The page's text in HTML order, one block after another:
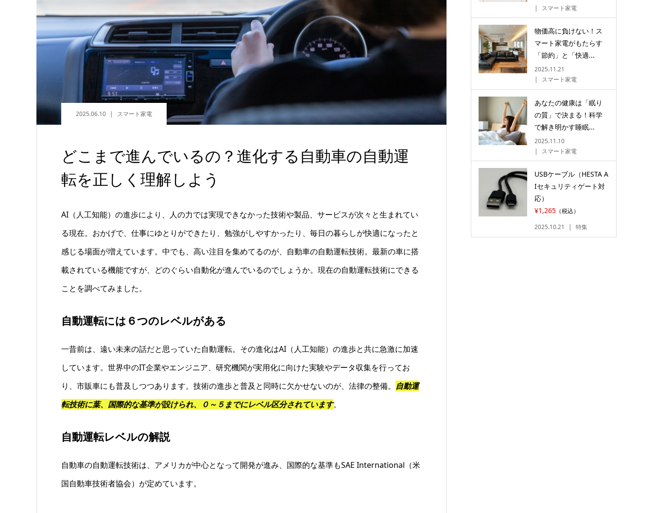
2025.06.10 スマート家電
どこまで進んでいるの？進化する自動車の自動運
転を正しく理解しよう
AI（人工知能）の進歩により、人の力では実現できなかった技術や製品、サービスが次々と生まれてい
る現在。おかげで、仕事にゆとりができたり、勉強がしやすかったり、毎日の暮らしが快適になったと
感じる場面が増えています。中でも、高い注目を集めてるのが、自動車の自動運転技術。最新の車に搭
載されている機能ですが、どのぐらい自動化が進んでいるのでしょうか。現在の自動運転技術にできる
ことを調べてみました。
自動運転には６つのレベルがある
一昔前は、遠い未来の話だと思っていた自動運転。その進化はAI（人工知能）の進歩と共に急激に加速
しています。世界中のIT企業やエンジニア、研究機関が実用化に向けた実験やデータ収集を行ってお
り、市販車にも普及しつつあります。技術の進歩と普及と同時に欠かせないのが、法律の整備。 自動運
転技術に葉、国際的な基準が設けられ、０～５までにレベル区分されています。
自動運転レベルの解説
自動車の自動運転技術は、アメリカが中心となって開発が進み、国際的な基準もSAE International（米
国自動車技術者協会）が定めています。
スマート家電
物価高に負けない！ス
マート家電がもたらす
「節約」と「快適...
2025.11.21
スマート家電
あなたの健康は「眠り
の質」で決まる！科学
で解き明かす睡眠...
2025.11.10
スマート家電
USBケーブル（HESTA A
Iセキュリティゲート対
応）
¥1,265 （税込）
2025.10.21
特集